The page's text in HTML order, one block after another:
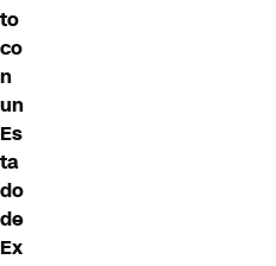
to
co
n
un
Es
ta
do
de
Ex